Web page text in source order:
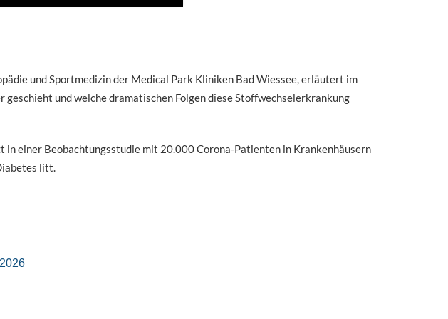
und Sportmedizin der Medical Park Kliniken Bad Wiessee, erläutert im
und welche dramatischen Folgen diese Stoffwechselerkrankung
einer Beobachtungsstudie mit 20.000 Corona-Patienten in Krankenhäusern
litt.